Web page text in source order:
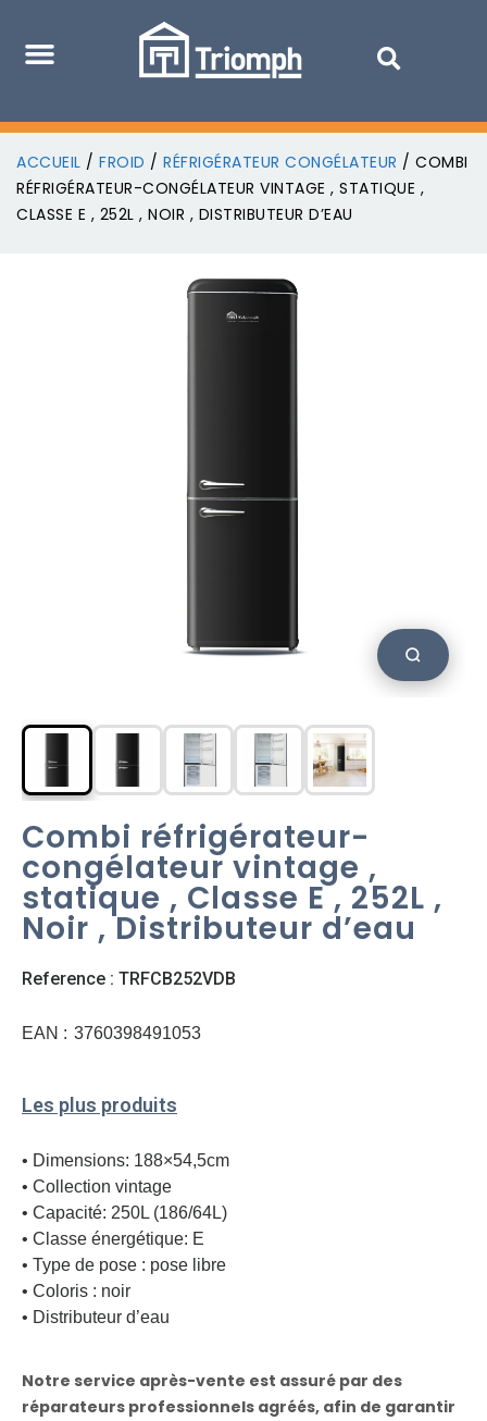
ACCUEIL / FROID / RÉFRIGÉRATEUR CONGÉLATEUR / COMBI
RÉFRIGÉRATEUR-CONGÉLATEUR VINTAGE , STATIQUE ,
CLASSE E , 252L , NOIR , DISTRIBUTEUR D’EAU
Combi réfrigérateur-
congélateur vintage ,
statique , Classe E , 252L ,
Noir , Distributeur d’eau
Reference : TRFCB252VDB
EAN : 3760398491053
Les plus produits
• Dimensions: 188×54,5cm
• Collection vintage
• Capacité: 250L (186/64L)
• Classe énergétique: E
• Type de pose : pose libre
• Coloris : noir
• Distributeur d’eau
Notre service après-vente est assuré par des
réparateurs professionnels agréés, afin de garantir